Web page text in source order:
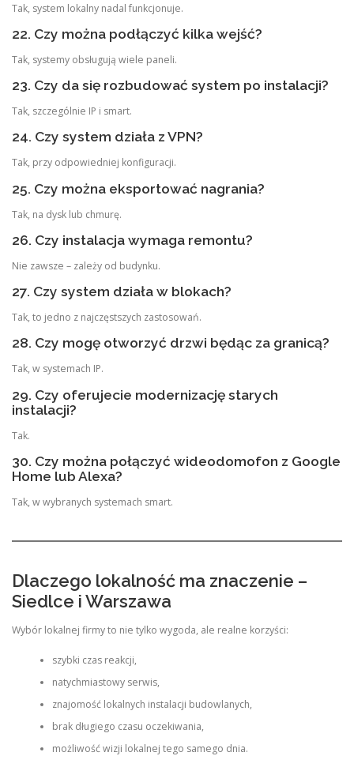
Tak, system lokalny nadal funkcjonuje.
22. Czy można podłączyć kilka wejść?
Tak, systemy obsługują wiele paneli.
23. Czy da się rozbudować system po instalacji?
Tak, szczególnie IP i smart.
24. Czy system działa z VPN?
Tak, przy odpowiedniej konfiguracji.
25. Czy można eksportować nagrania?
Tak, na dysk lub chmurę.
26. Czy instalacja wymaga remontu?
Nie zawsze – zależy od budynku.
27. Czy system działa w blokach?
Tak, to jedno z najczęstszych zastosowań.
28. Czy mogę otworzyć drzwi będąc za granicą?
Tak, w systemach IP.
29. Czy oferujecie modernizację starych
instalacji?
Tak.
30. Czy można połączyć wideodomofon z Google
Home lub Alexa?
Tak, w wybranych systemach smart.
Dlaczego lokalność ma znaczenie –
Siedlce i Warszawa
Wybór lokalnej firmy to nie tylko wygoda, ale realne korzyści:
szybki czas reakcji,
natychmiastowy serwis,
znajomość lokalnych instalacji budowlanych,
brak długiego czasu oczekiwania,
możliwość wizji lokalnej tego samego dnia.